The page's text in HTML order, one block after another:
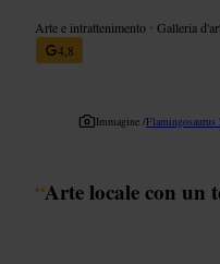
Arte e intrattenimento •Galleria
4,8
Immagine /Flamingosaurus
“Arte locale con un